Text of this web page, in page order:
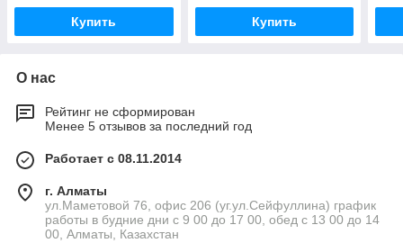
Купить Купить
О нас
Рейтинг не сформирован
Менее 5 отзывов за последний год
Работает с 08.11.2014
г. Алматы
ул.Маметовой 76, офис 206 (уг.ул.Сейфуллина) график
работы в будние дни с 9 00 до 17 00, обед с 13 00 до 14
00, Алматы, Казахстан